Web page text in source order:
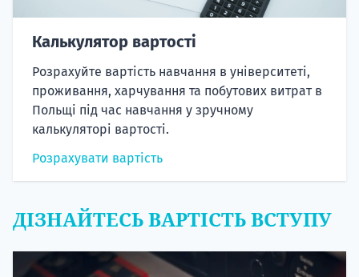
Калькулятор вартості
Розрахуйте вартість навчання в університеті,
проживання, харчування та побутових витрат в
Польщі під час навчання у зручному
калькуляторі вартості.
Розрахувати вартість
ДІЗНАЙТЕСЬ ВАРТІСТЬ ВСТУПУ